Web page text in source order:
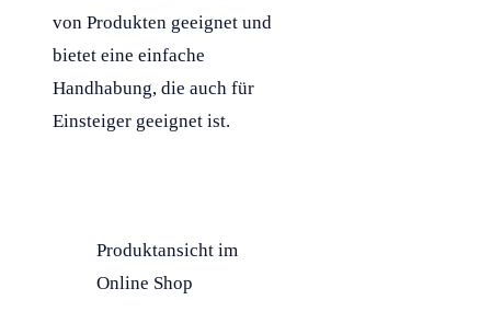
von Produkten geeignet und
bietet eine einfache
Handhabung, die auch für
Einsteiger geeignet ist.
Produktansicht im
Online Shop